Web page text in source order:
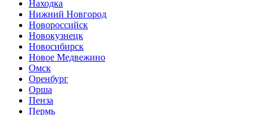
Находка
Нижний Новгород
Новороссийск
Новокузнецк
Новосибирск
Новое Медвежино
Омск
Оренбург
Орша
Пенза
Пермь